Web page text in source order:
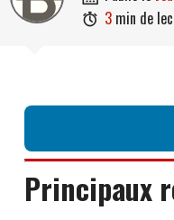
 3 min de
Principaux